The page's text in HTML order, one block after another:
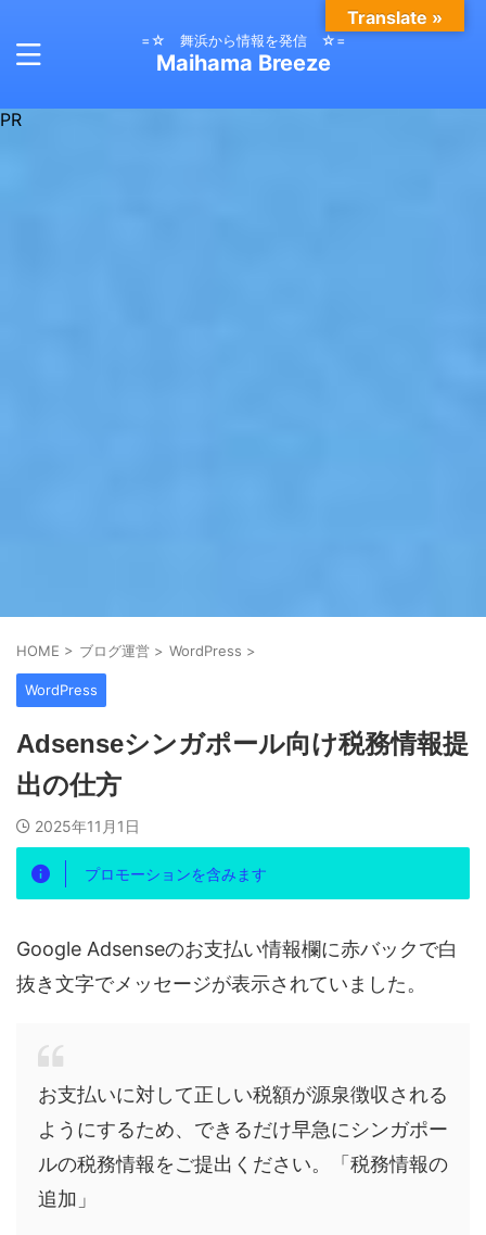
=☆ 舞浜から情報を発信 ☆=
Maihama Breeze
PR
HOME > ブログ運営 > WordPress >
WordPress
Adsenseシンガポール向け税務情報提
出の仕方
2025年11月1日
プロモーションを含みます
Google Adsenseのお支払い情報欄に赤バックで白
抜き文字でメッセージが表示されていました。
お支払いに対して正しい税額が源泉徴収される
ようにするため、できるだけ早急にシンガポー
ルの税務情報をご提出ください。「税務情報の
追加」
Translate »